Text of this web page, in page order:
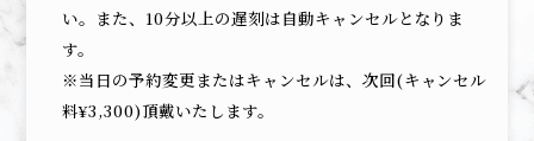
い。また、10分以上の遅刻は自動キャンセルとなりま
す。
※当日の予約変更またはキャンセルは、次回(キャンセル
料¥3,300)頂戴いたします。